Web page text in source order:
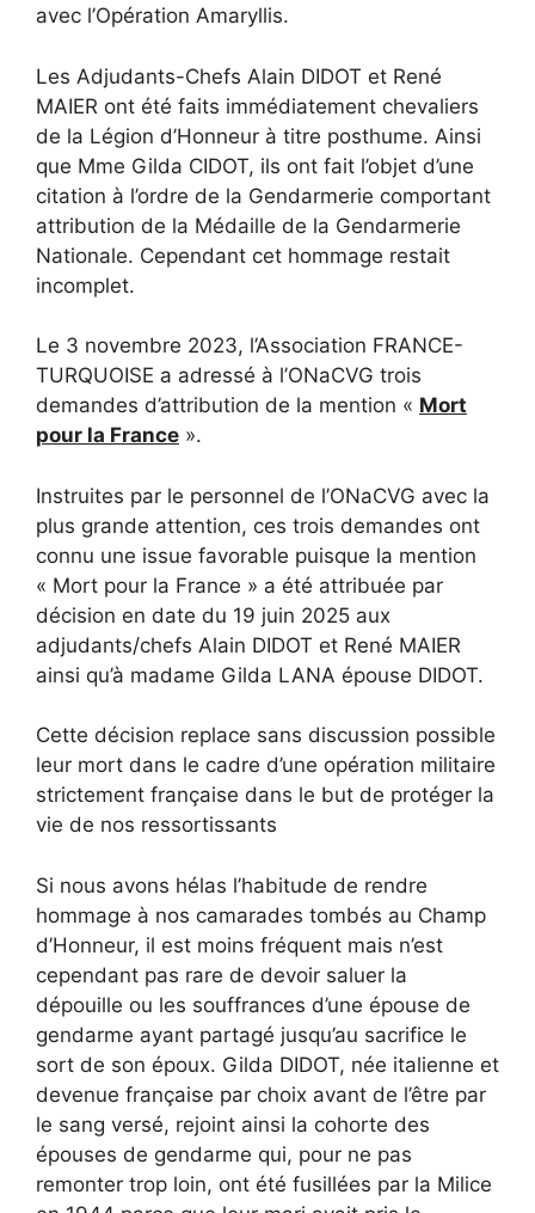
avec l’Opération Amaryllis.
Les Adjudants-Chefs Alain DIDOT et René
MAIER ont été faits immédiatement chevaliers
de la Légion d’Honneur à titre posthume. Ainsi
que Mme Gilda CIDOT, ils ont fait l’objet d’une
citation à l’ordre de la Gendarmerie comportant
attribution de la Médaille de la Gendarmerie
Nationale. Cependant cet hommage restait
incomplet.
Le 3 novembre 2023, l’Association FRANCE-
TURQUOISE a adressé à l’ONaCVG trois
demandes d’attribution de la mention « Mort
pour la France ».
Instruites par le personnel de l’ONaCVG avec la
plus grande attention, ces trois demandes ont
connu une issue favorable puisque la mention
« Mort pour la France » a été attribuée par
décision en date du 19 juin 2025 aux
adjudants/chefs Alain DIDOT et René MAIER
ainsi qu’à madame Gilda LANA épouse DIDOT.
Cette décision replace sans discussion possible
leur mort dans le cadre d’une opération militaire
strictement française dans le but de protéger la
vie de nos ressortissants
Si nous avons hélas l’habitude de rendre
hommage à nos camarades tombés au Champ
d’Honneur, il est moins fréquent mais n’est
cependant pas rare de devoir saluer la
dépouille ou les souffrances d’une épouse de
gendarme ayant partagé jusqu’au sacrifice le
sort de son époux. Gilda DIDOT, née italienne et
devenue française par choix avant de l’être par
le sang versé, rejoint ainsi la cohorte des
épouses de gendarme qui, pour ne pas
remonter trop loin, ont été fusillées par la Milice